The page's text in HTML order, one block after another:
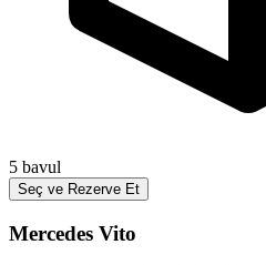
5 bavul
Seç ve Rezerve Et
Mercedes Vito